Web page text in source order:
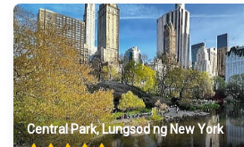
Central Park, Lungsod ng New York